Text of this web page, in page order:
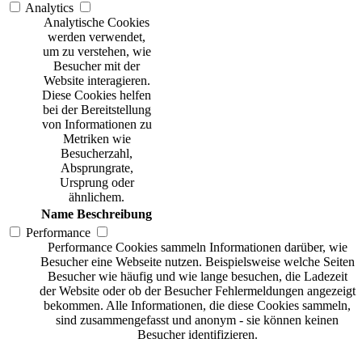
Analytics
Analytische Cookies
werden verwendet,
um zu verstehen, wie
Besucher mit der
Website interagieren.
Diese Cookies helfen
bei der Bereitstellung
von Informationen zu
Metriken wie
Besucherzahl,
Absprungrate,
Ursprung oder
ähnlichem.
Name Beschreibung
Performance
Performance Cookies sammeln Informationen darüber, wie
Besucher eine Webseite nutzen. Beispielsweise welche Seiten
Besucher wie häufig und wie lange besuchen, die Ladezeit
der Website oder ob der Besucher Fehlermeldungen angezeigt
bekommen. Alle Informationen, die diese Cookies sammeln,
sind zusammengefasst und anonym - sie können keinen
Besucher identifizieren.